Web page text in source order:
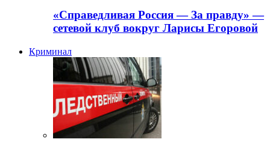
«Справедливая Россия — За правду» —
сетевой клуб вокруг Ларисы Егоровой
Криминал